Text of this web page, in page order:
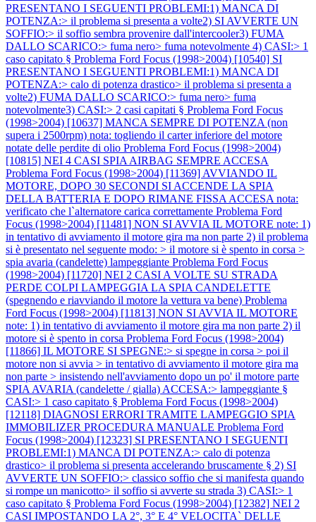
PRESENTANO I SEGUENTI PROBLEMI:1) MANCA DI
POTENZA:> il problema si presenta a volte2) SI AVVERTE UN
SOFFIO:> il soffio sembra provenire dall'intercooler3) FUMA
DALLO SCARICO:> fuma nero> fuma notevolmente 4) CASI:> 1
caso capitato § Problema Ford Focus (1998>2004) [10540] SI
PRESENTANO I SEGUENTI PROBLEMI:1) MANCA DI
POTENZA:> calo di potenza drastico> il problema si presenta a
volte2) FUMA DALLO SCARICO:> fuma nero> fuma
notevolmente3) CASI:> 2 casi capitati § Problema Ford Focus
(1998>2004) [10637] MANCA SEMPRE DI POTENZA (non
supera i 2500rpm) nota: togliendo il carter inferiore del motore
notate delle perdite di olio Problema Ford Focus (1998>2004)
[10815] NEI 4 CASI SPIA AIRBAG SEMPRE ACCESA
Problema Ford Focus (1998>2004) [11369] AVVIANDO IL
MOTORE, DOPO 30 SECONDI SI ACCENDE LA SPIA
DELLA BATTERIA E DOPO RIMANE FISSA ACCESA nota:
verificato che l`alternatore carica correttamente Problema Ford
Focus (1998>2004) [11481] NON SI AVVIA IL MOTORE note: 1)
in tentativo di avviamento il motore gira ma non parte 2) il problema
si è presentato nel seguente modo: > il motore si è spento in corsa >
spia avaria (candelette) lampeggiante Problema Ford Focus
(1998>2004) [11720] NEI 2 CASI A VOLTE SU STRADA
PERDE COLPI LAMPEGGIA LA SPIA CANDELETTE
(spegnendo e riavviando il motore la vettura va bene) Problema
Ford Focus (1998>2004) [11813] NON SI AVVIA IL MOTORE
note: 1) in tentativo di avviamento il motore gira ma non parte 2) il
motore si è spento in corsa Problema Ford Focus (1998>2004)
[11866] IL MOTORE SI SPEGNE:> si spegne in corsa > poi il
motore non si avvia > in tentativo di avviamento il motore gira ma
non parte > insistendo nell'avviamento dopo un po' il motore parte
SPIA AVARIA (candelette / gialla) ACCESA:> lampeggiante §
CASI:> 1 caso capitato § Problema Ford Focus (1998>2004)
[12118] DIAGNOSI ERRORI TRAMITE LAMPEGGIO SPIA
IMMOBILIZER PROCEDURA MANUALE Problema Ford
Focus (1998>2004) [12323] SI PRESENTANO I SEGUENTI
PROBLEMI:1) MANCA DI POTENZA:> calo di potenza
drastico> il problema si presenta accelerando bruscamente § 2) SI
AVVERTE UN SOFFIO:> classico soffio che si manifesta quando
si rompe un manicotto> il soffio si avverte su strada 3) CASI:> 1
caso capitato § Problema Ford Focus (1998>2004) [12382] NEI 2
CASI IMPOSTANDO LA 2°, 3° E 4° VELOCITA` DELLE